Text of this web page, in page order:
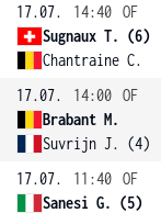
17.07. 14:40 OF
Sugnaux T. (6)
Chantraine C.
17.07. 14:00 OF
Brabant M.
Suvrijn J. (4)
17.07.
11:40 OF
Sanesi G. (5)